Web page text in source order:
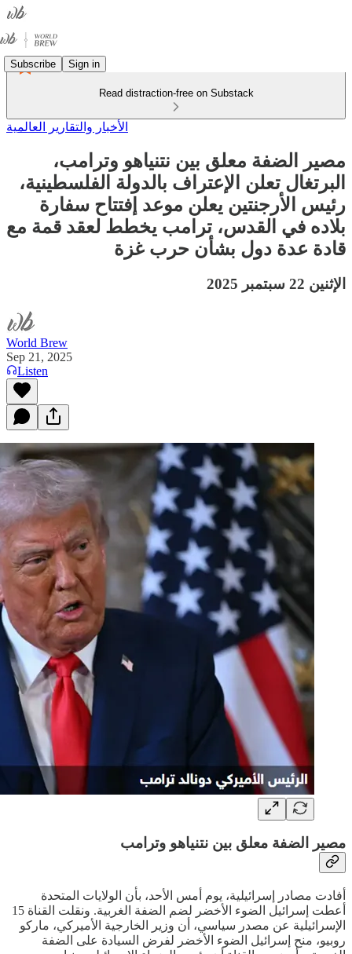
Subscribe Sign in
Read distraction-free on Substack
الأخبار والتقارير العالمية
مصير الضفة معلق بين نتنياهو وترامب،
البرتغال تعلن الإعتراف بالدولة الفلسطينية،
رئيس الأرجنتين يعلن موعد إفتتاح سفارة
بلاده في القدس، ترامب يخطط لعقد قمة مع
قادة عدة دول بشأن حرب غزة
الإثنين 22 سبتمبر 2025
World Brew
Sep 21, 2025
Listen
مصير الضفة معلق بين نتنياهو وترامب
أفادت مصادر إسرائيلية، يوم أمس الأحد، بأن الولايات المتحدة
أعطت إسرائيل الضوء الأخضر لضم الضفة الغربية. ونقلت القناة 15
الإسرائيلية عن مصدر سياسي، أن وزير الخارجية الأميركي، ماركو
روبيو، منح إسرائيل الضوء الأخضر لفرض السيادة على الضفة